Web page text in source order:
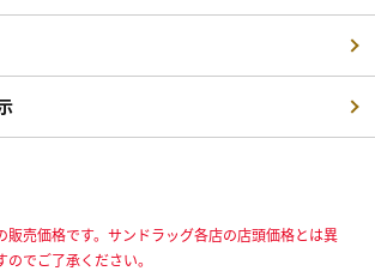
売価格です。サンドラッグ各店の店頭価格とは異
でご了承ください。